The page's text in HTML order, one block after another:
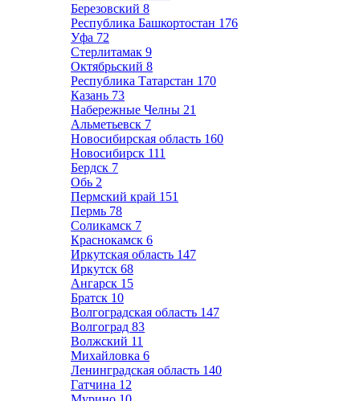
Березовский 8
Республика Башкортостан 176
Уфа 72
Стерлитамак 9
Октябрьский 8
Республика Татарстан 170
Казань 73
Набережные Челны 21
Альметьевск 7
Новосибирская область 160
Новосибирск 111
Бердск 7
Обь 2
Пермский край 151
Пермь 78
Соликамск 7
Краснокамск 6
Иркутская область 147
Иркутск 68
Ангарск 15
Братск 10
Волгоградская область 147
Волгоград 83
Волжский 11
Михайловка 6
Ленинградская область 140
Гатчина 12